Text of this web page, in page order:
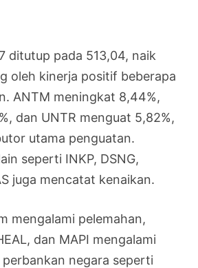
ditutup pada 513,04, naik
oleh kinerja positif beberapa
ANTM meningkat 8,44%,
dan UNTR menguat 5,82%,
utama penguatan.
seperti INKP, DSNG,
juga mencatat kenaikan.
mengalami pelemahan,
dan MAPI mengalami
negara seperti